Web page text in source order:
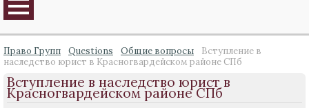
Право Групп Questions Общие вопросы
Вступление в
наследство юрист в Красногвардейском районе СПб
Вступление в наследство юрист в
Красногвардейском районе СПб